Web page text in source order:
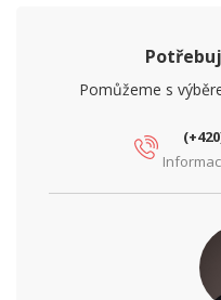
Pomůžeme s